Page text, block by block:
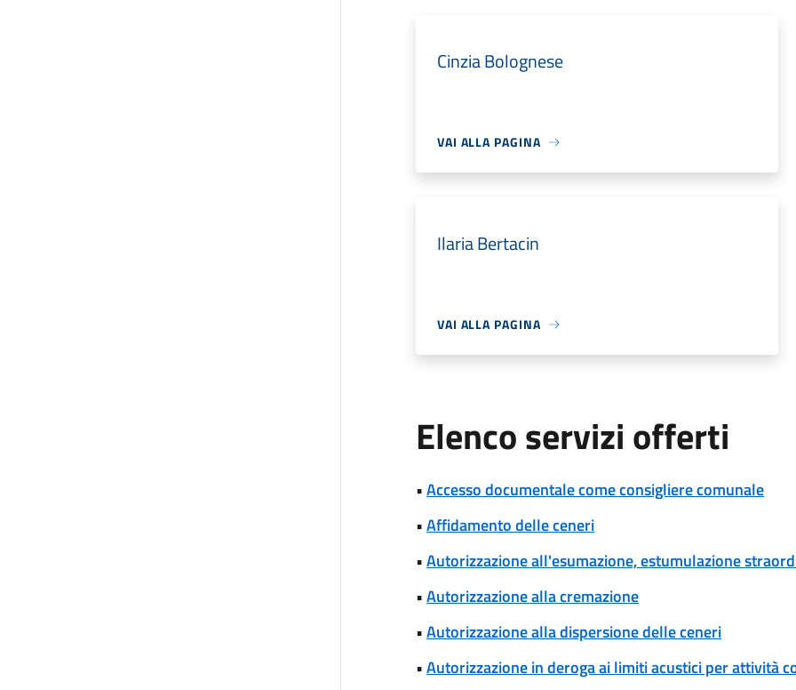
Cinzia Bolognese
VAI ALLA PAGINA
Ilaria Bertacin
VAI ALLA PAGINA
Elenco servizi offerti
•Accesso documentale come consigliere comunale
•Affidamento delle ceneri
•Autorizzazione all'esumazione, estumulazione
•Autorizzazione alla cremazione
•Autorizzazione alla dispersione delle ceneri
•Autorizzazione in deroga ai limiti acustici per attività